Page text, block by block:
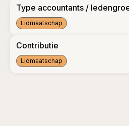
Type accountants /
Lidmaatschap
Contributie
Lidmaatschap